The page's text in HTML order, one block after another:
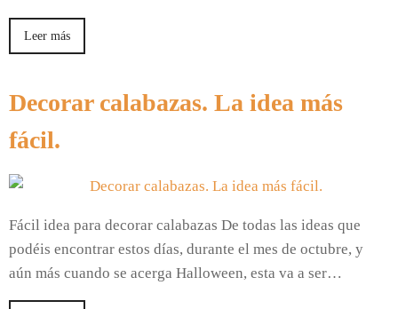
Leer más
Decorar calabazas. La idea más
fácil.
Fácil idea para decorar calabazas De todas las ideas que
podéis encontrar estos días, durante el mes de octubre, y
aún más cuando se acerga Halloween, esta va a ser…